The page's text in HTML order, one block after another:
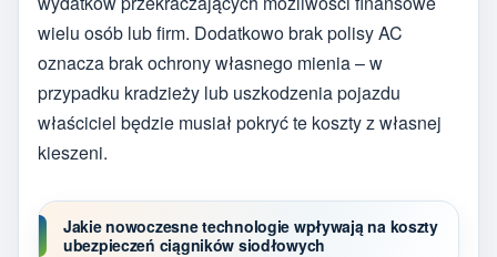
wielu osób lub firm. Dodatkowo brak polisy AC
oznacza brak ochrony własnego mienia – w
przypadku kradzieży lub uszkodzenia pojazdu
właściciel będzie musiał pokryć te koszty z własnej
kieszeni.
Jakie nowoczesne technologie wpływają na koszty
ubezpieczeń ciągników siodłowych